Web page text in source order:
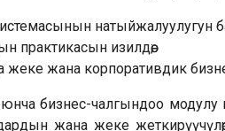
натыйжалуулугун
практикасын изилдөө;
жана корпоративдик
бизнес-чалгындоо модулу
жана жеке